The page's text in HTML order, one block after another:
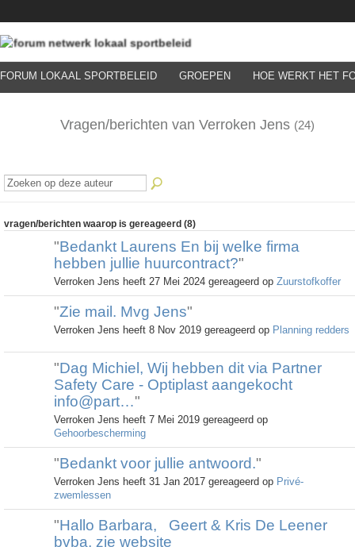
FORUM LOKAAL SPORTBELEID GROEPEN HOE WERKT HET
Vragen/berichten van Verroken Jens (24)
vragen/berichten waarop is gereageerd (8)
"Bedankt Laurens En bij welke firma
hebben jullie huurcontract?"
Verroken Jens heeft 27 Mei 2024 gereageerd op Zuurstofkoffer
"Zie mail. Mvg Jens"
Verroken Jens heeft 8 Nov 2019 gereageerd op Planning redders
"Dag Michiel, Wij hebben dit via Partner
Safety Care - Optiplast aangekocht
info@part…"
Verroken Jens heeft 7 Mei 2019 gereageerd op
Gehoorbescherming
"Bedankt voor jullie antwoord."
Verroken Jens heeft 31 Jan 2017 gereageerd op Privé-
zwemlessen
"Hallo Barbara, Geert & Kris De Leener
bvba, zie website